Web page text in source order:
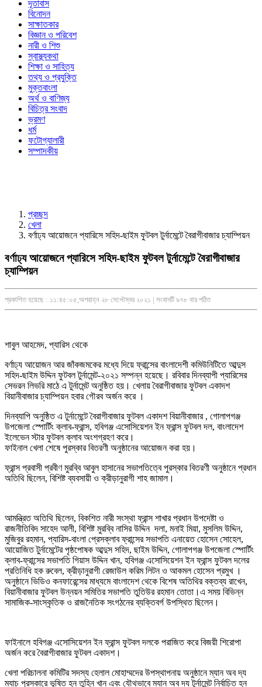
দূতাবাস
বিনোদন
সাক্ষাতকার
বিজ্ঞান ও পরিবেশ
নারী ও শিশু
স্বাস্থ্যকথা
শিক্ষা ও সাহিত্য
তথ্য ও প্রযুক্তি
মুক্তবাংলা
অর্থ ও বাণিজ্য
বিচিত্র সংবাদ
ভ্রমণ
ধর্ম
ফটোগ্যালারী
সম্পাদকীয়
প্রচ্ছদ
খেলা
বর্ণাঢ্য আয়োজনে প্যারিসে সহিদ-ছাইম ফুটবল টুর্নামেন্টে বৈরাগীবাজার চ্যাম্পিয়ন
বর্ণাঢ্য আয়োজনে প্যারিসে সহিদ-ছাইম ফুটবল টুর্নামেন্টে বৈরাগীবাজার
চ্যাম্পিয়ন
প্রকাশিত হয়েছে : ১১:৪৫:০৫,অপরাহ্ন ২৮ সেপ্টেম্বর ২০২১ | সংবাদটি ৯৭৮ বার পঠিত
শাবুল আহমেদ, প্যারিস থেকে
বর্ণাঢ্য আয়োজন আর জাঁকজমকের মধ্যে দিয়ে ফ্রান্সের বাংলাদেশী কমিউনিটিতে আব্দুস
সহিদ-ছাইম উদ্দিন ফুটবল টুর্নামেন্ট-২০২১ সম্পন্ন হয়েছে। রবিবার দিনব্যাপী প্যারিসের
সেভরন লিভরি মাঠে এ টুর্নামেন্ট অনুষ্ঠিত হয়। খেলায় বৈরাগীবাজার ফুটবল একাদশ
বিয়ানীবাজার চ্যাম্পিয়ন হবার গৌরব অর্জন করে ।
দিনব্যাপি অনুষ্ঠিত এ টুর্নামেন্টে বৈরাগীবাজার ফুটবল একাদশ বিয়ানীবাজার , গোলাপগঞ্জ
উপজেলা স্পোর্টিং ক্লাব-ফ্রান্স, হবিগঞ্জ এসোসিয়েশন ইন ফ্রান্স ফুটবল দল, বাংলাদেশ
ইলেভেন স্টার ফুটবল ক্লাব অংশগ্রহণ করে।
ফাইনাল খেলা শেষে পুরস্কার বিতরণী অনুষ্ঠানের আয়োজন করা হয়।
ফ্রান্স প্রবাসী প্রবীণ মুরব্বি আবুল হাসানের সভাপতিত্বে পুরস্কার বিতরণী অনুষ্ঠানে প্রধান
অতিথি ছিলেন, বিশিষ্ট ব্যবসায়ী ও ক্রীড়ানুরাগী শাহ জামাল।
আমন্ত্রিত অতিথি ছিলেন, বিকশিত নারী সংস্থা ফ্রান্স শাখার প্রধান উপদেষ্টা ও
রাজনীতিবিদ সাহেদ আলী, বিশিষ্ট মুরব্বি নাসির উদ্দিন দলা, মনাই মিয়া, মুসলিম উদ্দিন,
মুজিবুর রহমান, প্যারিস-বাংলা প্রেসক্লাব ফ্রান্সের সভাপতি এনায়েত হোসেন সোহেল,
আয়োজিত টুর্নামেন্টের পৃষ্ঠপোষক আব্দুস সহিদ, ছাইম উদ্দিন, গোলাপগঞ্জ উপজেলা স্পোর্টিং
ক্লাব-ফ্রান্সের সভাপতি গিয়াস উদ্দিন খান, হবিগঞ্জ এসোসিয়েশন ইন ফ্রান্স ফুটবল দলের
প্রতিনিধি হক রুবেল, ক্রীড়ানুরাগী রেজাউল করিম লিটন ও আকমল হোসেন প্রমুখ ।
অনুষ্ঠানে ভিডিও কনফারেন্সের মাধ্যমে বাংলাদেশ থেকে বিশেষ অতিথির বক্তব্য রাখেন,
বিয়ানীবাজার ফুটবল উন্নয়ন সমিতির সভাপতি তুতিউর রহমান তোতা।এ সময় বিভিন্ন
সামাজিক-সাংস্কৃতিক ও রাজনৈতিক সংগঠনের ব্যক্তিবর্গ উপস্থিত ছিলেন।
ফাইনালে হবিগঞ্জ এসোসিয়েশন ইন ফ্রান্স ফুটবল দলকে পরাজিত করে বিজয়ী শিরোপা
অর্জন করে বৈরাগীবাজার ফুটবল একাদশ।
খেলা পরিচালনা কমিটির সদস্য হেলাল মোহাম্মদের উপস্থাপনায় অনুষ্ঠানে ম্যান অব দ্য
ম্যাচ পুরস্কারে ভূষিত হন তুহিন খান এবং যৌথভাবে ম্যান অব দ্য টুর্নামেন্ট নির্বাচিত হন